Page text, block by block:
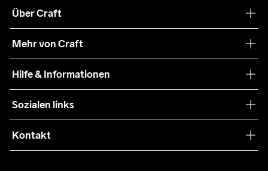
Über Craft
Nachhaltigkeit
Mehr von Craft
Teamwear
Zusammenarbeit
Press
Hilfe & Informationen
Retouren
Kundendienst
Sozialen links
Kontakt